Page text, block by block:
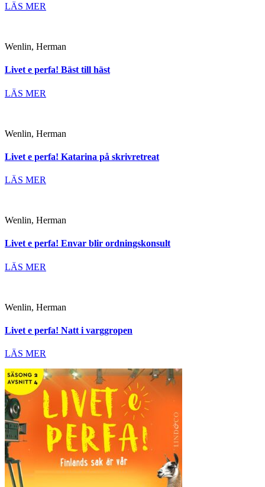
LÄS MER
Wenlin, Herman
Livet e perfa! Bäst till häst
LÄS MER
Wenlin, Herman
Livet e perfa! Katarina på skrivretreat
LÄS MER
Wenlin, Herman
Livet e perfa! Envar blir ordningskonsult
LÄS MER
Wenlin, Herman
Livet e perfa! Natt i varggropen
LÄS MER